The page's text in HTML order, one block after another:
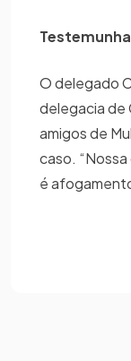
O delegado
delegacia de
amigos de
caso.
é